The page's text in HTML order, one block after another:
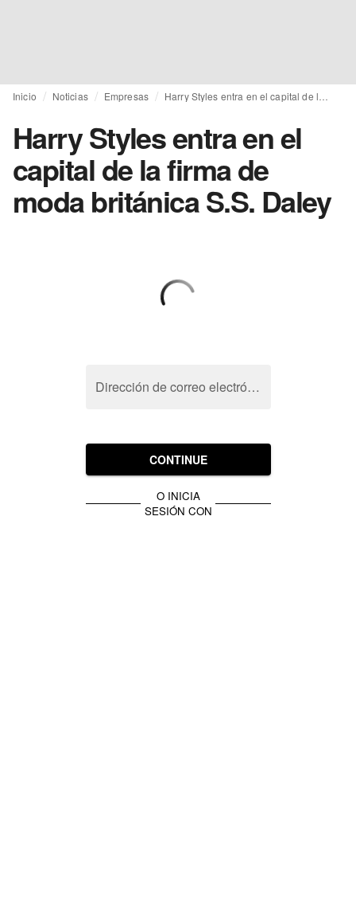
Inicio Noticias Empresas
Harry Styles entra en el
capital de la firma de
moda británica S.S. Daley
Dirección de correo electrónico
CONTINUE
O INICIA
SESIÓN CON